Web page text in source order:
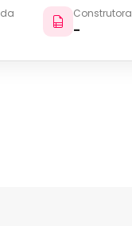
Construtora
-